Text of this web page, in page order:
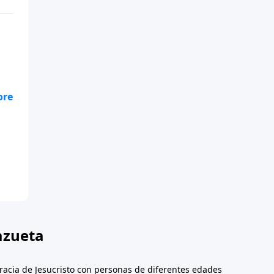
de Jesucristo con personas de diferentes edades